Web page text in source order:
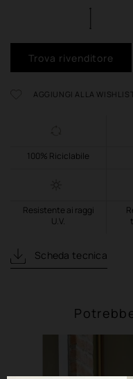
Trova rivenditore
AGGIUNGI ALLA
100% Riciclabile
Resistente ai raggi
U.V.
Scheda tecnica